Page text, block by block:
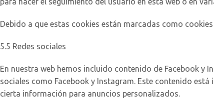
Debido a que estas cookies están marcadas como
5.5 Redes sociales
En nuestra web hemos incluido contenido de Facebook y
sociales como Facebook y Instagram. Este contenido
cierta información para anuncios personalizados.